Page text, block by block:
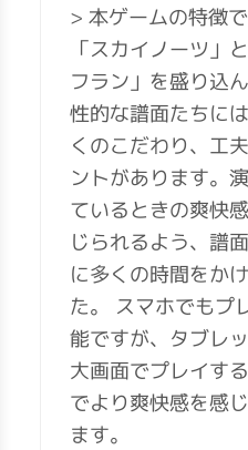
> 本ゲームの特徴
「スカイノーツ」
フラン」を盛り込
性的な譜面たちに
くのこだわり、工
ントがあります。
ているときの爽快
じられるよう、譜
に多くの時間をか
た。 スマホでもプ
能ですが、タブレ
大画面でプレイす
でより爽快感を感
ます。